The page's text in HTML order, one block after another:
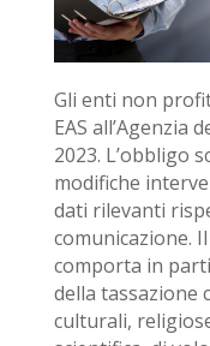
Gli enti non
EAS all’Agenzia
2023. L’obbligo
modifiche
dati rilevanti
comunicazione.
comporta in
della tassazione
culturali,